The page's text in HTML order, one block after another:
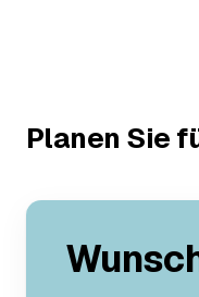
Planen Sie